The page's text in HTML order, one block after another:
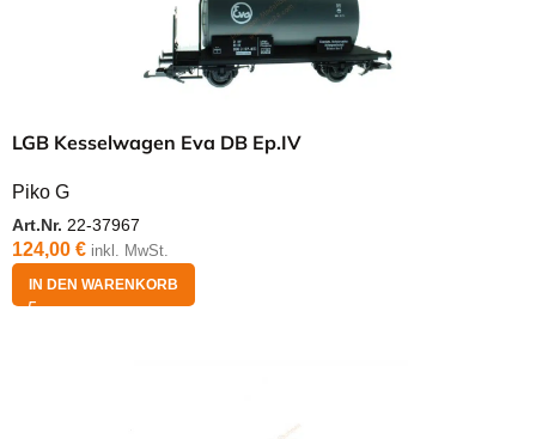
LGB Kesselwagen Eva DB Ep.IV
Piko G
Art.Nr. 22-37967
124,00 € inkl. MwSt.
IN DEN WARENKORB